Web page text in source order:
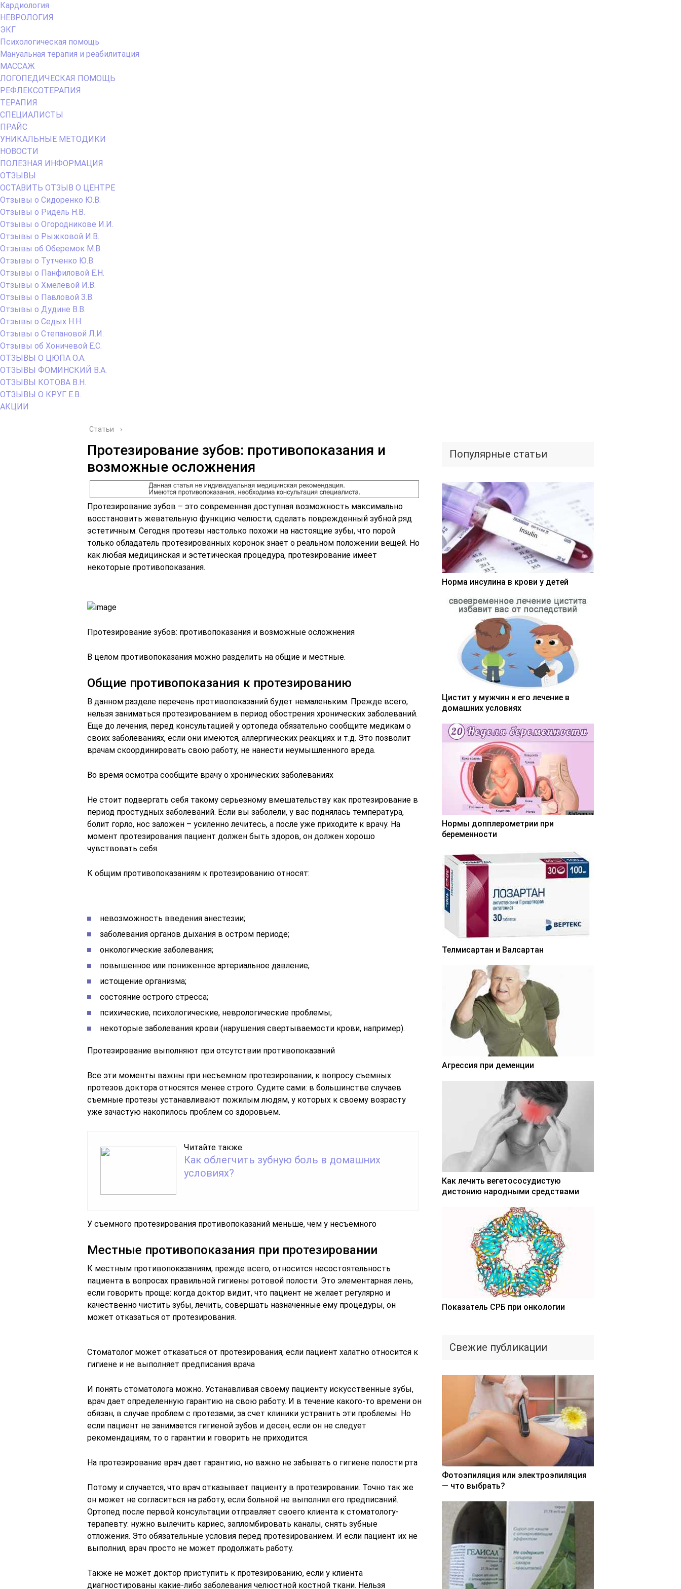
Кардиология
НЕВРОЛОГИЯ
ЭКГ
Психологическая помощь
Мануальная терапия и реабилитация
МАССАЖ
ЛОГОПЕДИЧЕСКАЯ ПОМОЩЬ
РЕФЛЕКСОТЕРАПИЯ
ТЕРАПИЯ
СПЕЦИАЛИСТЫ
ПРАЙС
УНИКАЛЬНЫЕ МЕТОДИКИ
НОВОСТИ
ПОЛЕЗНАЯ ИНФОРМАЦИЯ
ОТЗЫВЫ
ОСТАВИТЬ ОТЗЫВ О ЦЕНТРЕ
Отзывы о Сидоренко Ю.В.
Отзывы о Ридель Н.В.
Отзывы о Огородникове И.И.
Отзывы о Рыжковой И.В.
Отзывы об Оберемок М.В.
Отзывы о Тутченко Ю.В.
Отзывы о Панфиловой Е.Н.
Отзывы о Хмелевой И.В.
Отзывы о Павловой З.В.
Отзывы о Дудине В.В.
Отзывы о Седых Н.Н.
Отзывы о Степановой Л.И.
Отзывы об Хоничевой Е.С.
ОТЗЫВЫ О ЦЮПА О.А.
ОТЗЫВЫ ФОМИНСКИЙ В.А.
ОТЗЫВЫ КОТОВА В.Н.
ОТЗЫВЫ О КРУГ Е.В.
АКЦИИ
Статьи ›
Протезирование зубов: противопоказания и
возможные осложнения
Протезирование зубов – это современная доступная возможность максимально
восстановить жевательную функцию челюсти, сделать поврежденный зубной ряд
эстетичным. Сегодня протезы настолько похожи на настоящие зубы, что порой
только обладатель протезированных коронок знает о реальном положении вещей. Но
как любая медицинская и эстетическая процедура, протезирование имеет
некоторые противопоказания.
Протезирование зубов: противопоказания и возможные осложнения
В целом противопоказания можно разделить на общие и местные.
Общие противопоказания к протезированию
В данном разделе перечень противопоказаний будет немаленьким. Прежде всего,
нельзя заниматься протезированием в период обострения хронических заболеваний.
Еще до лечения, перед консультацией у ортопеда обязательно сообщите медикам о
своих заболеваниях, если они имеются, аллергических реакциях и т.д. Это позволит
врачам скоординировать свою работу, не нанести неумышленного вреда.
Во время осмотра сообщите врачу о хронических заболеваниях
Не стоит подвергать себя такому серьезному вмешательству как протезирование в
период простудных заболеваний. Если вы заболели, у вас поднялась температура,
болит горло, нос заложен – усиленно лечитесь, а после уже приходите к врачу. На
момент протезирования пациент должен быть здоров, он должен хорошо
чувствовать себя.
К общим противопоказаниям к протезированию относят:
невозможность введения анестезии;
заболевания органов дыхания в остром периоде;
онкологические заболевания;
повышенное или пониженное артериальное давление;
истощение организма;
состояние острого стресса;
психические, психологические, неврологические проблемы;
некоторые заболевания крови (нарушения свертываемости крови, например).
Протезирование выполняют при отсутствии противопоказаний
Все эти моменты важны при несъемном протезировании, к вопросу съемных
протезов доктора относятся менее строго. Судите сами: в большинстве случаев
съемные протезы устанавливают пожилым людям, у которых к своему возрасту
уже зачастую накопилось проблем со здоровьем.
Читайте также:
Как облегчить зубную боль в домашних
условиях?
У съемного протезирования противопоказаний меньше, чем у несъемного
Местные противопоказания при протезировании
К местным противопоказаниям, прежде всего, относится несостоятельность
пациента в вопросах правильной гигиены ротовой полости. Это элементарная лень,
если говорить проще: когда доктор видит, что пациент не желает регулярно и
качественно чистить зубы, лечить, совершать назначенные ему процедуры, он
может отказаться от протезирования.
Стоматолог может отказаться от протезирования, если пациент халатно относится к
гигиене и не выполняет предписания врача
И понять стоматолога можно. Устанавливая своему пациенту искусственные зубы,
врач дает определенную гарантию на свою работу. И в течение какого-то времени он
обязан, в случае проблем с протезами, за счет клиники устранить эти проблемы. Но
если пациент не занимается гигиеной зубов и десен, если он не следует
рекомендациям, то о гарантии и говорить не приходится.
На протезирование врач дает гарантию, но важно не забывать о гигиене полости рта
Потому и случается, что врач отказывает пациенту в протезировании. Точно так же
он может не согласиться на работу, если больной не выполнил его предписаний.
Ортопед после первой консультации отправляет своего клиента к стоматологу-
терапевту: нужно вылечить кариес, запломбировать каналы, снять зубные
отложения. Это обязательные условия перед протезированием. И если пациент их не
выполнил, врач просто не может продолжать работу.
Также не может доктор приступить к протезированию, если у клиента
диагностированы какие-либо заболевания челюстной костной ткани. Нельзя
Популярные статьи
Норма инсулина в крови у детей
Цистит у мужчин и его лечение в
домашних условиях
Нормы допплерометрии при
беременности
Телмисартан и Валсартан
Агрессия при деменции
Как лечить вегетососудистую
дистонию народными средствами
Показатель СРБ при онкологии
Свежие публикации
Фотоэпиляция или электроэпиляция
— что выбрать?